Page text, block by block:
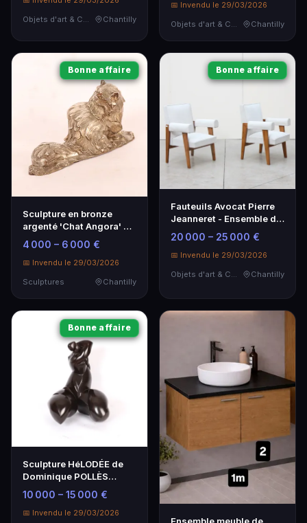
Objets d'art & Curiosités
Chantilly
📅 Invendu le 29/03/2026
Objets d'art & Curiosités
Chantilly
Bonne affaire
Sculpture en bronze
argenté 'Chat Angora' de
José Maria Davi
4 000 – 6 000 €
📅 Invendu le 29/03/2026
Sculptures
Chantilly
Bonne affaire
Fauteuils Avocat Pierre
Jeanneret - Ensemble de
Deux Pièces Rares
20 000 – 25 000 €
📅 Invendu le 29/03/2026
Objets d'art & Curiosités
Chantilly
Bonne affaire
Sculpture HéLODÉE de
Dominique POLLÈS
(1945) - Art Moderne
10 000 – 15 000 €
📅 Invendu le 29/03/2026